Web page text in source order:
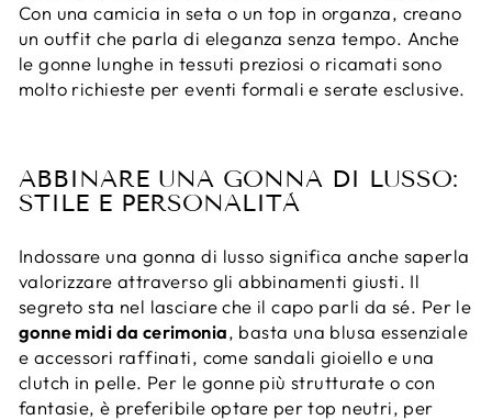
Con una camicia in seta o un top in organza, creano
un outfit che parla di eleganza senza tempo. Anche
le gonne lunghe in tessuti preziosi o ricamati sono
molto richieste per eventi formali e serate esclusive.
ABBINARE UNA GONNA DI LUSSO:
STILE E PERSONALITÀ
Indossare una gonna di lusso significa anche saperla
valorizzare attraverso gli abbinamenti giusti. Il
segreto sta nel lasciare che il capo parli da sé. Per le
gonne midi da cerimonia, basta una blusa essenziale
e accessori raffinati, come sandali gioiello e una
clutch in pelle. Per le gonne più strutturate o con
fantasie, è preferibile optare per top neutri, per